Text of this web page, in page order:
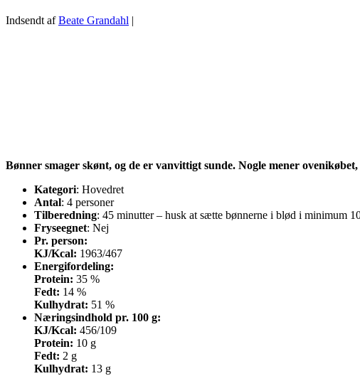
Indsendt afBeate Grandahl |
Bønner smager skønt, og de er vanvittigt sunde. Nogle mener
Kategori: Hovedret
Antal: 4 personer
Tilberedning: 45 minutter – husk at sætte bønnerne i blød i minimum
Fryseegnet: Nej
Pr. person:
KJ/Kcal: 1963/467
Energifordeling:
Protein: 35 %
Fedt: 14 %
Kulhydrat: 51 %
Næringsindhold pr. 100 g:
KJ/Kcal: 456/109
Protein: 10 g
Fedt: 2 g
Kulhydrat: 13 g